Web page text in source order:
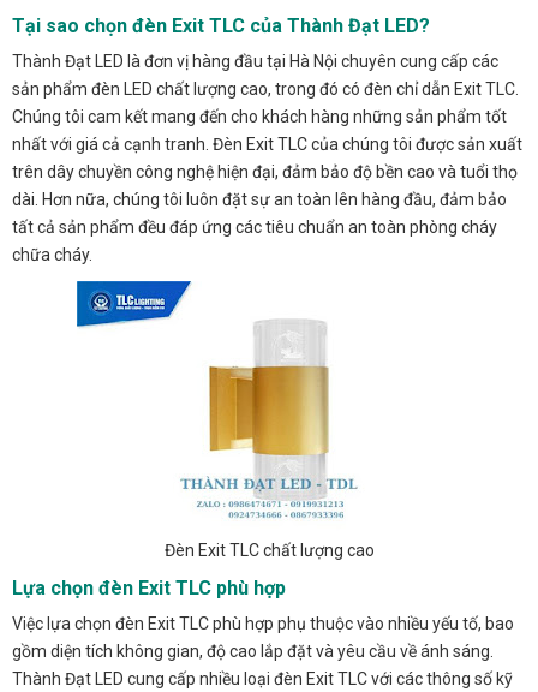
Tại sao chọn đèn Exit TLC của Thành Đạt LED?
Thành Đạt LED là đơn vị hàng đầu tại Hà Nội chuyên cung cấp các
sản phẩm đèn LED chất lượng cao, trong đó có đèn chỉ dẫn Exit TLC.
Chúng tôi cam kết mang đến cho khách hàng những sản phẩm tốt
nhất với giá cả cạnh tranh. Đèn Exit TLC của chúng tôi được sản xuất
trên dây chuyền công nghệ hiện đại, đảm bảo độ bền cao và tuổi thọ
dài. Hơn nữa, chúng tôi luôn đặt sự an toàn lên hàng đầu, đảm bảo
tất cả sản phẩm đều đáp ứng các tiêu chuẩn an toàn phòng cháy
chữa cháy.
Đèn Exit TLC chất lượng cao
Lựa chọn đèn Exit TLC phù hợp
Việc lựa chọn đèn Exit TLC phù hợp phụ thuộc vào nhiều yếu tố, bao
gồm diện tích không gian, độ cao lắp đặt và yêu cầu về ánh sáng.
Thành Đạt LED cung cấp nhiều loại đèn Exit TLC với các thông số kỹ